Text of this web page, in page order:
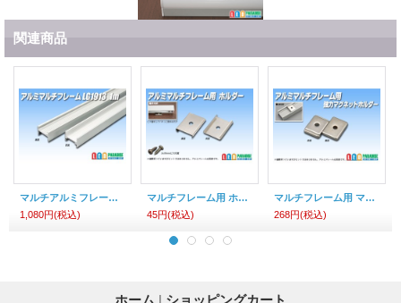
関連商品
マルチアルミフレーム LG1913 1m
1,080円(税込)
マルチフレーム用 ホルダー
45円(税込)
マルチフレーム用 マグネットホルダー
268円(税込)